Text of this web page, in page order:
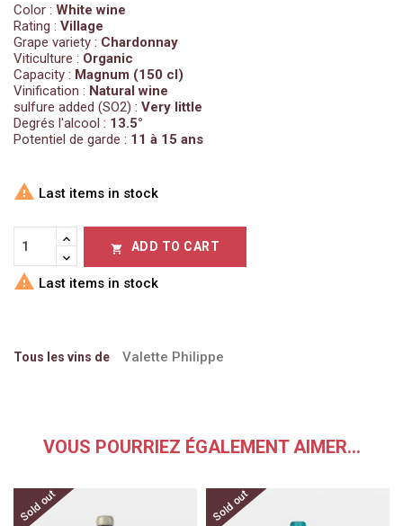
Color : White wine
Rating : Village
Grape variety : Chardonnay
Viticulture : Organic
Capacity : Magnum (150 cl)
Vinification : Natural wine
sulfure added (SO2) : Very little
Degrés l'alcool : 13.5°
Potentiel de garde : 11 à 15 ans
 Last items in stock
 ADD TO CART
 Last items in stock
Tous les vins de Valette Philippe
VOUS POURRIEZ ÉGALEMENT AIMER...
Sold out Sold out